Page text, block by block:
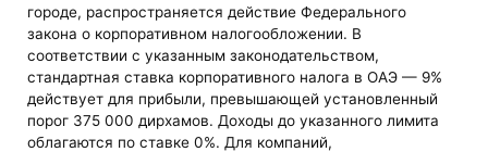
городе, распространяется действие Федерального
закона о корпоративном налогообложении. В
соответствии с указанным законодательством,
стандартная ставка корпоративного налога в ОАЭ — 9%
действует для прибыли, превышающей установленный
порог 375 000 дирхамов. Доходы до указанного лимита
облагаются по ставке 0%. Для компаний,